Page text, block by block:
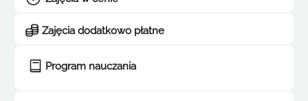
Zajęcia dodatkowo płatne
Program nauczania